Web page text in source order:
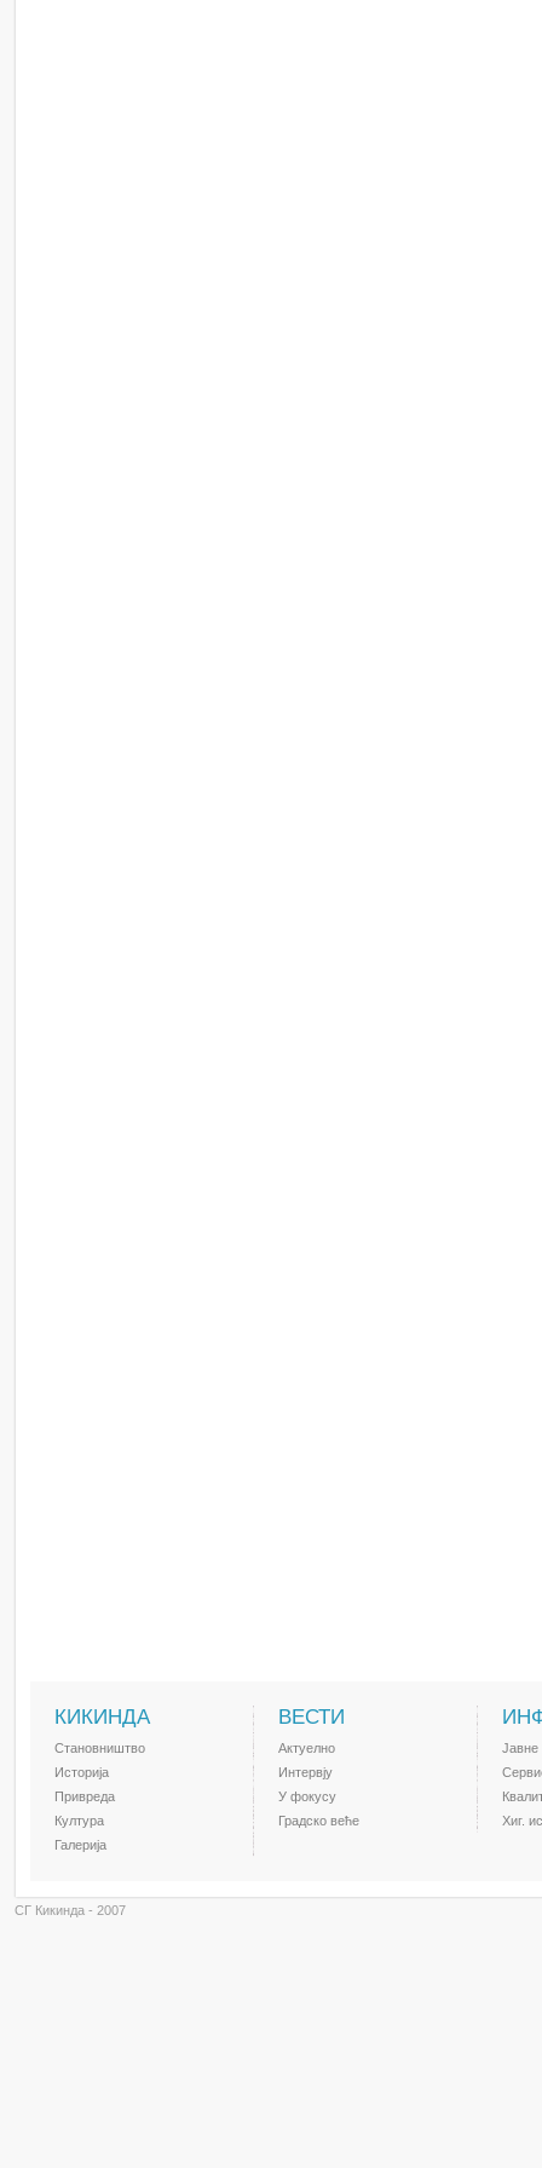
КИКИНДА
Становништво
Историја
Привреда
Култура
Галерија
ВЕСТИ
Актуелно
Интервју
У фокусу
Градско веће
Јавне
Хиг.
СГ Кикинда - 2007